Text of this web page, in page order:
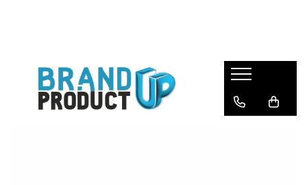
Agende, calendare si plannere
Birotica si Papetarie